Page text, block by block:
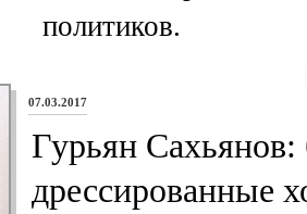
политиков.
07.03.2017
Гурьян
дрессированные